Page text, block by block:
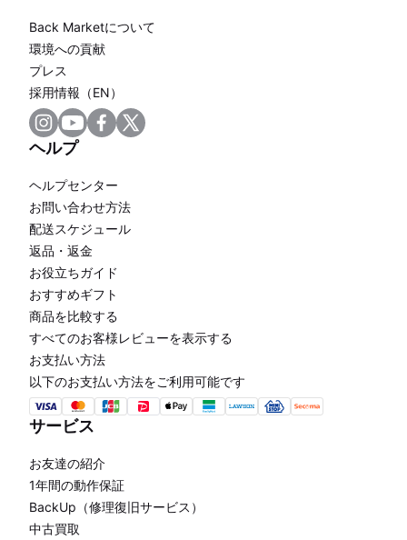
Back Marketについて
環境への貢献
プレス
採用情報（EN）
ヘルプ
ヘルプセンター
お問い合わせ方法
配送スケジュール
返品・返金
お役立ちガイド
おすすめギフト
商品を比較する
すべてのお客様レビューを表示する
お支払い方法
以下のお支払い方法をご利用可能です
サービス
お友達の紹介
1年間の動作保証
BackUp（修理復旧サービス）
中古買取